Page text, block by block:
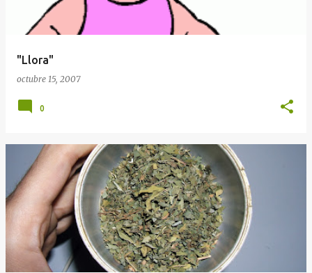
"Llora"
octubre 15, 2007
0